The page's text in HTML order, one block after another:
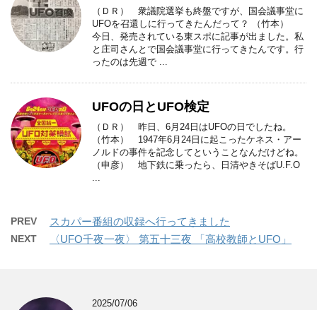
（ＤＲ） 衆議院選挙も終盤ですが、国会議事堂に
UFOを召還しに行ってきたんだって？ （竹本）
今日、発売されている東スポに記事が出ました。私
と庄司さんとで国会議事堂に行ってきたんです。行
ったのは先週で ...
UFOの日とUFO検定
（ＤＲ） 昨日、6月24日はUFOの日でしたね。
（竹本） 1947年6月24日に起こったケネス・アー
ノルドの事件を記念してということなんだけどね。
（申彦） 地下鉄に乗ったら、日清やきそばU.F.O
...
PREV スカパー番組の収録へ行ってきました
NEXT 〈UFO千夜一夜〉 第五十三夜 「高校教師とUFO」
2025/07/06